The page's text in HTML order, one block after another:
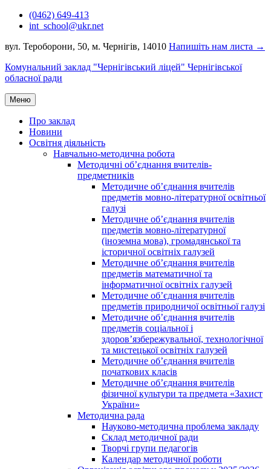
Перейти(0462) 649-413
int_school@ukr.net
вул. Тероборони, 50, м. Чернігів, 14010 Напишіть нам листа →
Комунальний заклад "Чернігівський ліцей" Чернігівської
обласної ради
Меню
Про заклад
Новини
Освітня діяльність
Навчально-методична робота
Методичні об’єднання вчителів-
предметників
Методичне об’єднання вчителів
предметів мовно-літературної освітньої
галузі
Методичне об’єднання вчителів
предметів мовно-літературної
(іноземна мова), громадянської та
історичної освітніх галузей
Методичне об’єднання вчителів
предметів математичної та
інформатичної освітніх галузей
Методичне об’єднання вчителів
предметів природничої освітньої галузі
Методичне об’єднання вчителів
предметів соціальної і
здоров’язбережувальної, технологічної
та мистецької освітніх галузей
Методичне об’єднання вчителів
початкових класів
Методичне об’єднання вчителів
фізичної культури та предмета «Захист
України»
Методична рада
Науково-методична проблема закладу
Склад методичної ради
Творчі групи педагогів
Календар методичної роботи